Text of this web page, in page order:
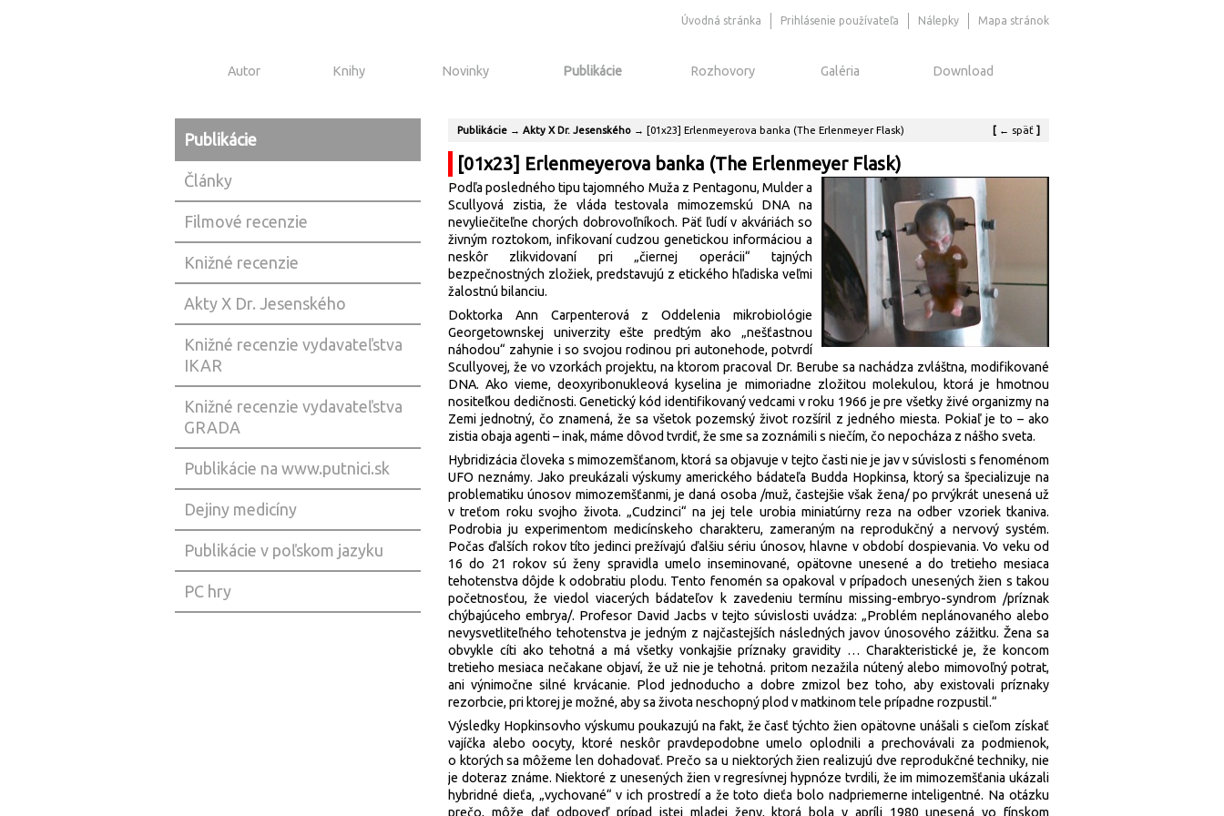
Mapa stránok
Nálepky
Prihlásenie používateľa
Úvodná stránka
Autor Knihy Novinky Publikácie Rozhovory Galéria Download
Publikácie
Články
Filmové recenzie
Knižné recenzie
Akty X Dr. Jesenského
Knižné recenzie vydavateľstva
IKAR
Knižné recenzie vydavateľstva
GRADA
Publikácie na www.putnici.sk
Dejiny medicíny
Publikácie v poľskom jazyku
PC hry
[ ← späť ]
Publikácie → Akty X Dr. Jesenského → [01x23] Erlenmeyerova banka (The Erlenmeyer Flask)
[01x23] Erlenmeyerova banka (The Erlenmeyer Flask)
Podľa posledného tipu tajomného Muža z Pentagonu, Mulder a
Scullyová zistia, že vláda testovala mimozemskú DNA na
nevyliečiteľne chorých dobrovoľníkoch. Päť ľudí v akváriách so
živným roztokom, infikovaní cudzou genetickou informáciou a
neskôr zlikvidovaní pri „čiernej operácii“ tajných
bezpečnostných zložiek, predstavujú z etického hľadiska veľmi
žalostnú bilanciu.
Doktorka Ann Carpenterová z Oddelenia mikrobiológie
Georgetownskej univerzity ešte predtým ako „nešťastnou
náhodou“ zahynie i so svojou rodinou pri autonehode, potvrdí
Scullyovej, že vo vzorkách projektu, na ktorom pracoval Dr. Berube sa nachádza zvláštna, modifikované
DNA. Ako vieme, deoxyribonukleová kyselina je mimoriadne zložitou molekulou, ktorá je hmotnou
nositeľkou dedičnosti. Genetický kód identifikovaný vedcami v roku 1966 je pre všetky živé organizmy na
Zemi jednotný, čo znamená, že sa všetok pozemský život rozšíril z jedného miesta. Pokiaľ je to – ako
zistia obaja agenti – inak, máme dôvod tvrdiť, že sme sa zoznámili s niečím, čo nepocháza z nášho sveta.
Hybridizácia človeka s mimozemšťanom, ktorá sa objavuje v tejto časti nie je jav v súvislosti s fenoménom
UFO neznámy. Jako preukázali výskumy amerického bádateľa Budda Hopkinsa, ktorý sa špecializuje na
problematiku únosov mimozemšťanmi, je daná osoba /muž, častejšie však žena/ po prvýkrát unesená už
v treťom roku svojho života. „Cudzinci“ na jej tele urobia miniatúrny reza na odber vzoriek tkaniva.
Podrobia ju experimentom medicínskeho charakteru, zameraným na reprodukčný a nervový systém.
Počas ďalších rokov títo jedinci prežívajú ďalšiu sériu únosov, hlavne v období dospievania. Vo veku od
16 do 21 rokov sú ženy spravidla umelo inseminované, opätovne unesené a do tretieho mesiaca
tehotenstva dôjde k odobratiu plodu. Tento fenomén sa opakoval v prípadoch unesených žien s takou
početnosťou, že viedol viacerých bádateľov k zavedeniu termínu missing-embryo-syndrom /príznak
chýbajúceho embrya/. Profesor David Jacbs v tejto súvislosti uvádza: „Problém neplánovaného alebo
nevysvetliteľného tehotenstva je jedným z najčastejších následných javov únosového zážitku. Žena sa
obvykle cíti ako tehotná a má všetky vonkajšie príznaky gravidity … Charakteristické je, že koncom
tretieho mesiaca nečakane objaví, že už nie je tehotná. pritom nezažila nútený alebo mimovoľný potrat,
ani výnimočne silné krvácanie. Plod jednoducho a dobre zmizol bez toho, aby existovali príznaky
rezorbcie, pri ktorej je možné, aby sa života neschopný plod v matkinom tele prípadne rozpustil.“
Výsledky Hopkinsovho výskumu poukazujú na fakt, že časť týchto žien opätovne unášali s cieľom získať
vajíčka alebo oocyty, ktoré neskôr pravdepodobne umelo oplodnili a prechovávali za podmienok,
o ktorých sa môžeme len dohadovať. Prečo sa u niektorých žien realizujú dve reprodukčné techniky, nie
je doteraz známe. Niektoré z unesených žien v regresívnej hypnóze tvrdili, že im mimozemšťania ukázali
hybridné dieťa, „vychované“ v ich prostredí a že toto dieťa bolo nadpriemerne inteligentné. Na otázku
prečo, môže dať odpoveď prípad istej mladej ženy, ktorá bola v apríli 1980 unesená vo fínskom